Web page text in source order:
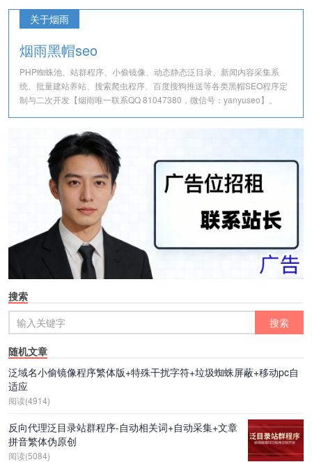
关于烟雨
烟雨黑帽seo
PHP蜘蛛池、站群程序、小偷镜像、动态静态泛目录、新闻内容采集系
统、批量建站养站、搜索爬虫程序、百度搜狗推送等各类黑帽SEO程序定
制与二次开发【烟雨唯一联系QQ 81047380，微信号：yanyuseo】。
搜索
随机文章
泛域名小偷镜像程序繁体版+特殊干扰字符+垃圾蜘蛛屏蔽+移动pc自
适应
阅读(4914)
反向代理泛目录站群程序-自动相关词+自动采集+文章
拼音繁体伪原创
阅读(5084)